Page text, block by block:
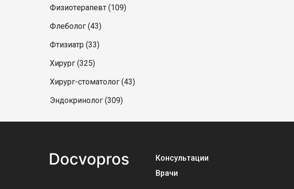
Физиотерапевт (109)
Флеболог (43)
Фтизиатр (33)
Хирург (325)
Хирург-стоматолог (43)
Эндокринолог (309)
Консультации
Врачи